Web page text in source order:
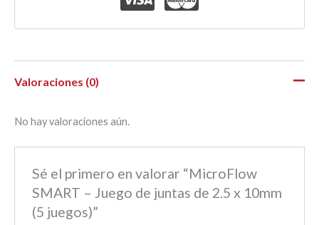
Valoraciones (0)
No hay valoraciones aún.
Sé el primero en valorar “MicroFlow
SMART – Juego de juntas de 2.5 x 10mm
(5 juegos)”